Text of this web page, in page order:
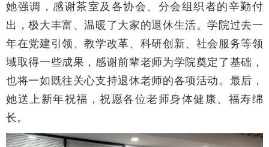
她强调，感谢茶室及各协会、分会组织者的辛勤付
出，极大丰富、温暖了大家的退休生活。学院过去一
年在党建引领、教学改革、科研创新、社会服务等领
域取得一些成果，感谢前辈老师为学院奠定了基础，
也将一如既往关心支持退休老师的各项活动。最后，
她送上新年祝福，祝愿各位老师身体健康、福寿绵
长。